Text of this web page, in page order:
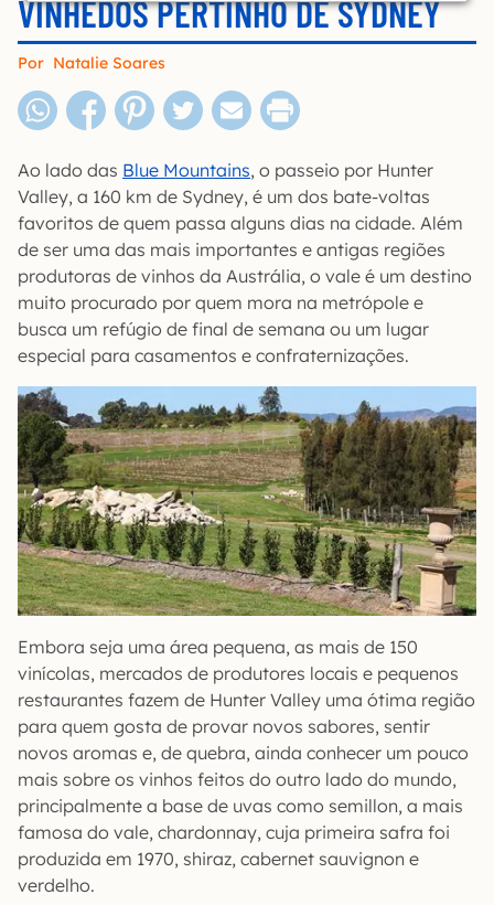
VINHEDOS PERTINHO DE SYDNEY
Por Natalie Soares
Ao lado das Blue Mountains, o passeio por Hunter
Valley, a 160 km de Sydney, é um dos bate-voltas
favoritos de quem passa alguns dias na cidade. Além
de ser uma das mais importantes e antigas regiões
produtoras de vinhos da Austrália, o vale é um destino
muito procurado por quem mora na metrópole e
busca um refúgio de final de semana ou um lugar
especial para casamentos e confraternizações.
Embora seja uma área pequena, as mais de 150
vinícolas, mercados de produtores locais e pequenos
restaurantes fazem de Hunter Valley uma ótima região
para quem gosta de provar novos sabores, sentir
novos aromas e, de quebra, ainda conhecer um pouco
mais sobre os vinhos feitos do outro lado do mundo,
principalmente a base de uvas como semillon, a mais
famosa do vale, chardonnay, cuja primeira safra foi
produzida em 1970, shiraz, cabernet sauvignon e
verdelho.